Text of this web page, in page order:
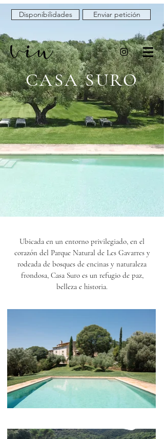
Disponibilidades Enviar petición
CASA SURO
Ubicada en un entorno privilegiado, en el
corazón del Parque Natural de Les Gavarres y
rodeada de bosques de encinas y naturaleza
frondosa, Casa Suro es un refugio de paz,
belleza e historia.